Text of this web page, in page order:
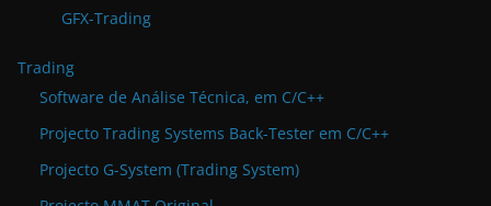
GFX-Trading
Trading
Software de Análise Técnica, em C/C++
Projecto Trading Systems Back-Tester em C/C++
Projecto G-System (Trading System)